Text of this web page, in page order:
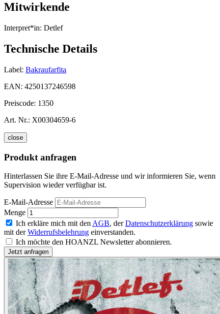
Mitwirkende
Interpret*in: Detlef
Technische Details
Label: Bakraufarfita
EAN: 4250137246598
Preiscode: 1350
Art. Nr.: X00304659-6
close
Produkt anfragen
Hinterlassen Sie ihre E-Mail-Adresse und wir informieren Sie, wenn
Supervision wieder verfügbar ist.
E-Mail-Adresse
Menge
Ich erkläre mich mit den AGB, derDatenschutzerklärung sowie
mit derWiderrufsbelehrung einverstanden.
Ich möchte den HOANZL Newsletter abonnieren.